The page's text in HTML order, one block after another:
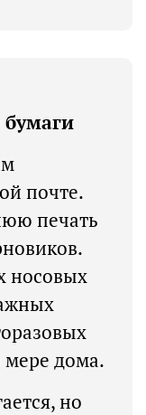
бумаги
почте.
печать
носовых
мере дома.
но